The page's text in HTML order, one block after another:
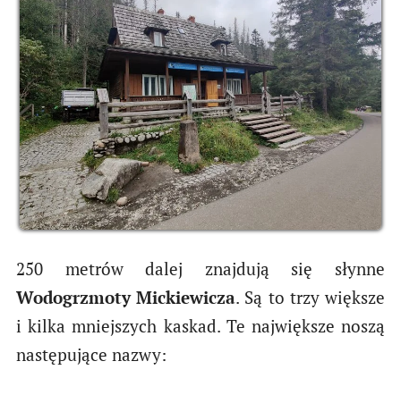
250 metrów dalej znajdują się słynne
Wodogrzmoty Mickiewicza. Są to trzy większe
i kilka mniejszych kaskad. Te największe noszą
następujące nazwy: